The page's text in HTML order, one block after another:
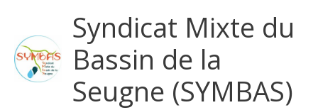
Syndicat Mixte du
Bassin de la
Seugne (SYMBAS)